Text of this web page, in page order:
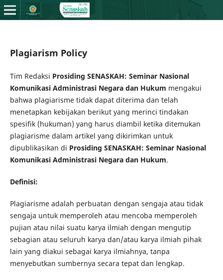
Plagiarism Policy
Tim Redaksi Prosiding SENASKAH: Seminar Nasional
Komunikasi Administrasi Negara dan Hukum mengakui
bahwa plagiarisme tidak dapat diterima dan telah
menetapkan kebijakan berikut yang merinci tindakan
spesifik (hukuman) yang harus diambil ketika ditemukan
plagiarisme dalam artikel yang dikirimkan untuk
dipublikasikan di Prosiding SENASKAH: Seminar Nasional
Komunikasi Administrasi Negara dan Hukum.
Definisi:
Plagiarisme adalah perbuatan dengan sengaja atau tidak
sengaja untuk memperoleh atau mencoba memperoleh
pujian atau nilai suatu karya ilmiah dengan mengutip
sebagian atau seluruh karya dan/atau karya ilmiah pihak
lain yang diakui sebagai karya ilmiahnya, tanpa
menyebutkan sumbernya secara tepat dan lengkap.